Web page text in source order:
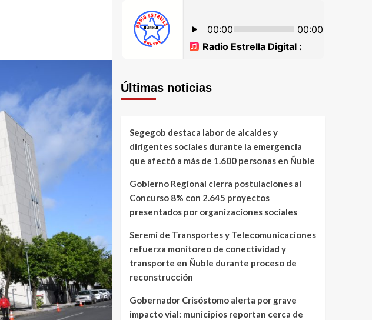
Últimas noticias
Segegob destaca labor de alcaldes y
dirigentes sociales durante la emergencia
que afectó a más de 1.600 personas en Ñuble
Gobierno Regional cierra postulaciones al
Concurso 8% con 2.645 proyectos
presentados por organizaciones sociales
Seremi de Transportes y Telecomunicaciones
refuerza monitoreo de conectividad y
transporte en Ñuble durante proceso de
reconstrucción
Gobernador Crisóstomo alerta por grave
impacto vial: municipios reportan cerca de